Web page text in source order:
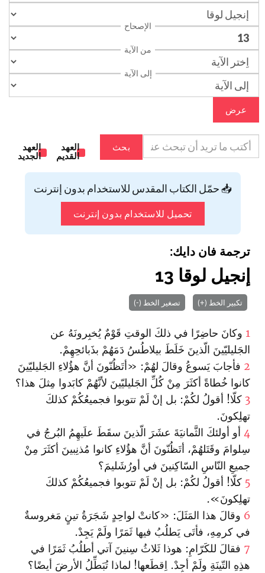
الإصحاح
من الآية
إلى الآية
عرض
بحث
العهد
القديم
العهد
الجديد
📥 حمّل الكتاب المقدس للاستخدام بدون إنترنت
تحميل للاستخدام بدون إنترنت
ترجمة فان دايك:
إنجيل لوقا 13
تكبير الخط (+) تصغير الخط (-)
1 وكانَ حاضِرًا في ذلكَ الوقتِ قَوْمٌ يُخبِرونَهُ عن
الجَليليّينَ الّذينَ خَلَطَ بيلاطُسُ دَمَهُمْ بذَبائحِهِمْ.
2 فأجابَ يَسوعُ وقالَ لهُمْ: «أتَظُنّونَ أنَّ هؤُلاءِ الجَليليّينَ
كانوا خُطاةً أكثَرَ مِنْ كُلِّ الجَليليّينَ لأنَّهُمْ كابَدوا مِثلَ هذا؟
3 كلّا! أقولُ لكُمْ: بل إنْ لَمْ تتوبوا فجميعُكُمْ كذلكَ
تهلِكونَ.
4 أو أولئكَ الثَّمانيَةَ عشَرَ الّذينَ سقَطَ علَيهِمُ البُرجُ في
سِلوامَ وقَتَلهُمْ، أتَظُنّونَ أنَّ هؤُلاءِ كانوا مُذنِبينَ أكثَرَ مِنْ
جميعِ النّاسِ السّاكِنينَ في أورُشَليمَ؟
5 كلّا! أقولُ لكُمْ: بل إنْ لَمْ تتوبوا فجميعُكُمْ كذلكَ
تهلِكونَ».
6 وقالَ هذا المَثَلَ: «كانتْ لواحِدٍ شَجَرَةُ تينٍ مَغروسةٌ
في كرمِهِ، فأتَى يَطلُبُ فيها ثَمَرًا ولَمْ يَجِدْ.
7 فقالَ للكَرّامِ: هوذا ثَلاثُ سِنينَ آتي أطلُبُ ثَمَرًا في
هذِهِ التّينَةِ ولَمْ أجِدْ. اِقطَعها! لماذا تُبَطِّلُ الأرضَ أيضًا؟